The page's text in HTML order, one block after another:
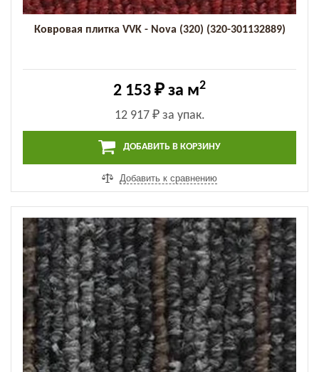
Ковровая плитка VVK - Nova (320) (320-301132889)
2 153 ₽ за м2
12 917 ₽за упак.
ДОБАВИТЬ В КОРЗИНУ
Добавить к сравнению